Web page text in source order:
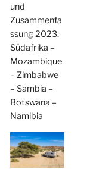
und
Zusammenfa
ssung 2023:
Südafrika –
Mozambique
– Zimbabwe
– Sambia –
Botswana –
Namibia